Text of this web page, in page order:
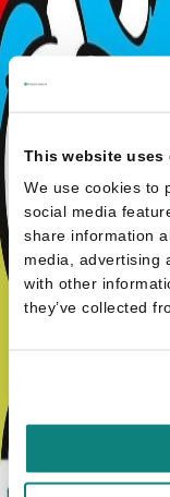
This website uses
We use cookies to
social media
share information
media, advertising
with other
they’ve collected